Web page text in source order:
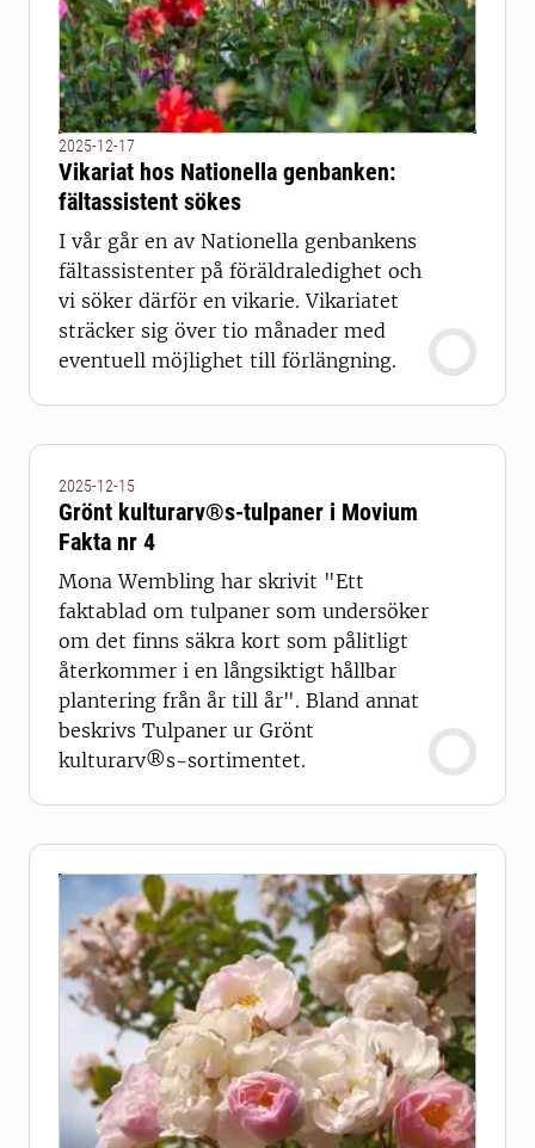
2025-12-17
Vikariat hos Nationella genbanken:
fältassistent sökes
I vår går en av Nationella genbankens
fältassistenter på föräldraledighet och
vi söker därför en vikarie. Vikariatet
sträcker sig över tio månader med
eventuell möjlighet till förlängning.
2025-12-15
Grönt kulturarv®s-tulpaner i Movium
Fakta nr 4
Mona Wembling har skrivit "Ett
faktablad om tulpaner som undersöker
om det finns säkra kort som pålitligt
återkommer i en långsiktigt hållbar
plantering från år till år". Bland annat
beskrivs Tulpaner ur Grönt
kulturarv®s-sortimentet.